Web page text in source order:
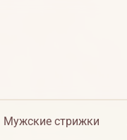
Мужские стрижки